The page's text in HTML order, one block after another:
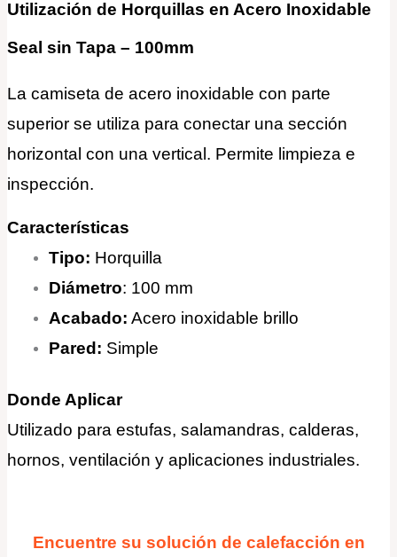
Utilización de Horquillas en Acero Inoxidable
Seal sin Tapa – 100mm
La camiseta de acero inoxidable con parte
superior se utiliza para conectar una sección
horizontal con una vertical. Permite limpieza e
inspección.
Características
Tipo: Horquilla
Diámetro: 100 mm
Acabado: Acero inoxidable brillo
Pared: Simple
Donde Aplicar
Utilizado para estufas, salamandras, calderas,
hornos, ventilación y aplicaciones industriales.
Encuentre su solución de calefacción en